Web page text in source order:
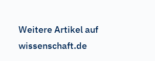
Weitere Artikel auf
wissenschaft.de